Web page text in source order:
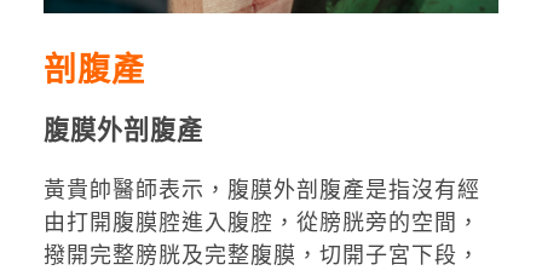
剖腹產
腹膜外剖腹產
黃貴帥醫師表示，腹膜外剖腹產是指沒有經
由打開腹膜腔進入腹腔，從膀胱旁的空間，
撥開完整膀胱及完整腹膜，切開子宮下段，